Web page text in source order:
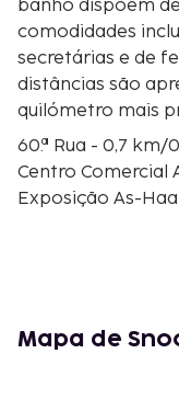
banho dispõem
comodidades
secretárias e de
distâncias são
quilómetro mais
60.ª Rua - 0,7 km/
Centro Comercial
Exposição As-
Poço de Zamzam
Maqam Ibrahim -
Mapa de